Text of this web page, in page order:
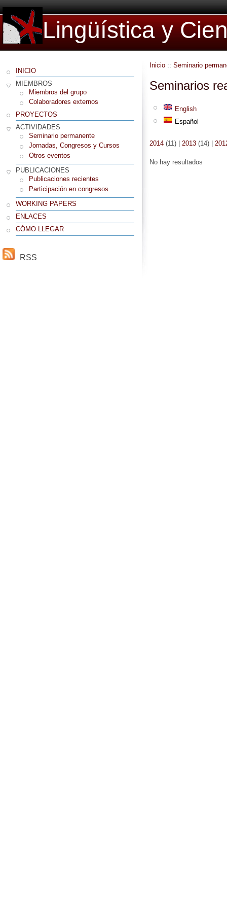
Lingüística y
INICIO
MIEMBROS
Miembros del grupo
Colaboradores externos
PROYECTOS
ACTIVIDADES
Seminario permanente
Jornadas, Congresos y Cursos
Otros eventos
PUBLICACIONES
Publicaciones recientes
Participación en congresos
WORKING PAPERS
ENLACES
CÓMO LLEGAR
RSS
Inicio :: Seminario
Seminarios
English
Español
2014 (11) | 2013 (14) |
No hay resultados